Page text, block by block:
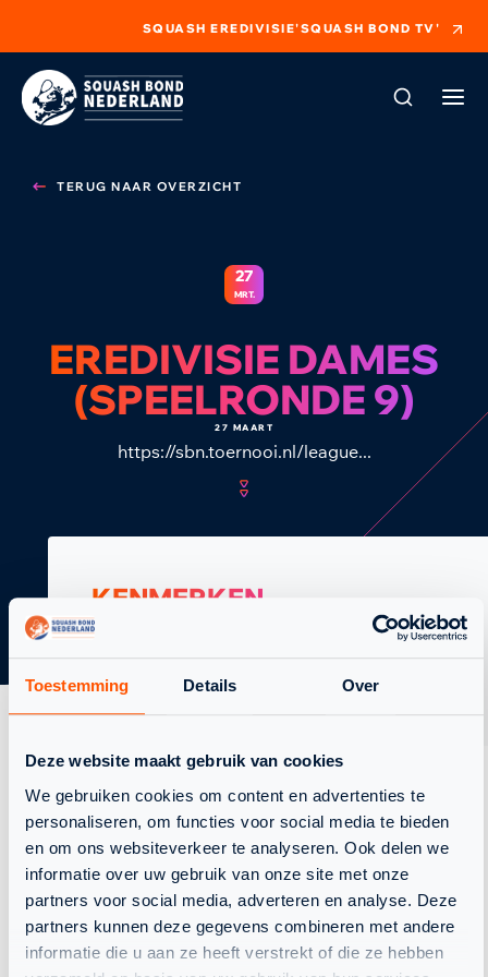
Toestemming Details Over
Deze website maakt gebruik van cookies
We gebruiken cookies om content en advertenties te
personaliseren, om functies voor social media te bieden
en om ons websiteverkeer te analyseren. Ook delen we
informatie over uw gebruik van onze site met onze
partners voor social media, adverteren en analyse. Deze
partners kunnen deze gegevens combineren met andere
informatie die u aan ze heeft verstrekt of die ze hebben
SQUASH EREDIVISIE'SQUASH BOND TV'
TERUG NAAR OVERZICHT
27
MRT.
EREDIVISIE DAMES
(SPEELRONDE 9)
27 MAART
https://sbn.toernooi.nl/league...
KENMERKEN
Type:Event
TERUG NAAR OVERZICHT